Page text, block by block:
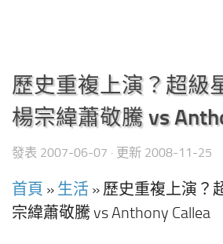
歷史重複上演？超級
楊宗緯蕭敬騰 vs
發表 2007-06-07 · 更新 2008-11-25
首頁 » 生活 » 歷史重複上演？
宗緯蕭敬騰 vs Anthony Callea